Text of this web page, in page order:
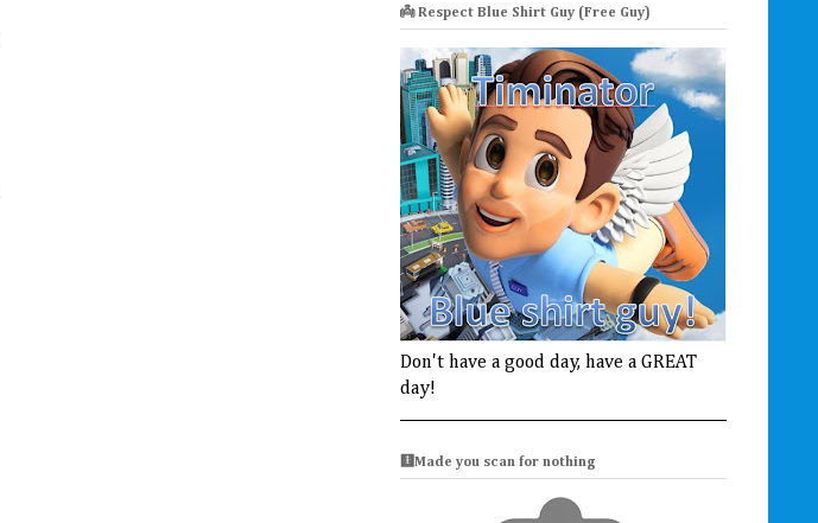
👼 Respect Blue Shirt Guy (Free Guy)
Don't have a good day, have a GREAT
day!
🩻Made you scan for nothing